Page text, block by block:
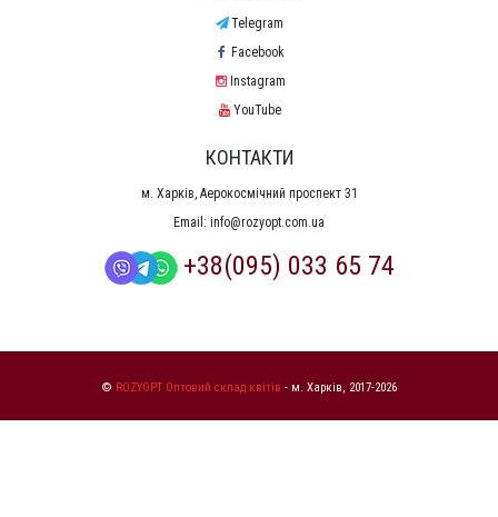
Telegram
Facebook
Instagram
YouTube
КОНТАКТИ
м. Харків, Аерокосмічний проспект 31
Email: info@rozyopt.com.ua
+38(095) 033 65 74
© ROZYOPT Оптовий склад квітів - м. Харків, 2017-2026